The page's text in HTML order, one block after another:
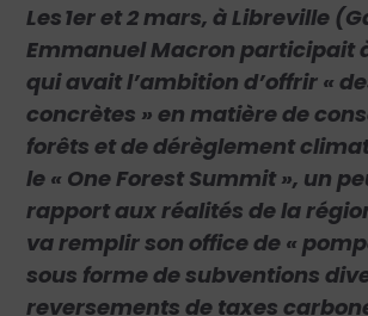
Les 1er et 2 mars, à Libreville
Emmanuel Macron participait
qui avait l’ambition d’offrir «
concrètes » en matière de
forêts et de dérèglement
le « One Forest Summit », un
rapport aux réalités de la
va remplir son office de «
sous forme de subventions
reversements de taxes